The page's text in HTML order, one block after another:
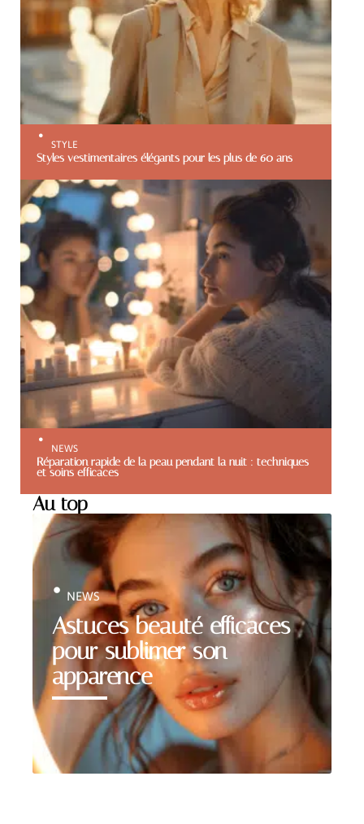
STYLE
Styles vestimentaires élégants pour les plus de 60 ans
NEWS
Réparation rapide de la peau pendant la nuit : techniques
et soins efficaces
Au top
Astuces beauté efficaces
pour sublimer son
apparence
NEWS